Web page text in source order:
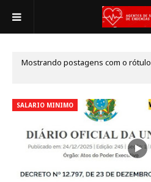
Mostrando postagens com o rótulo
SALARIO MINIMO